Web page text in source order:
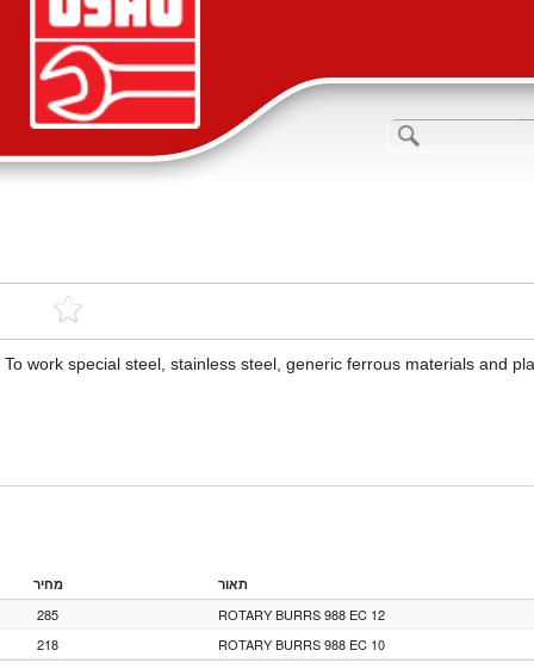
To work special steel, stainless steel, generic ferrous materials and
תאור מחיר
ROTARY BURRS 988 EC 12
285
ROTARY BURRS 988 EC 10
218